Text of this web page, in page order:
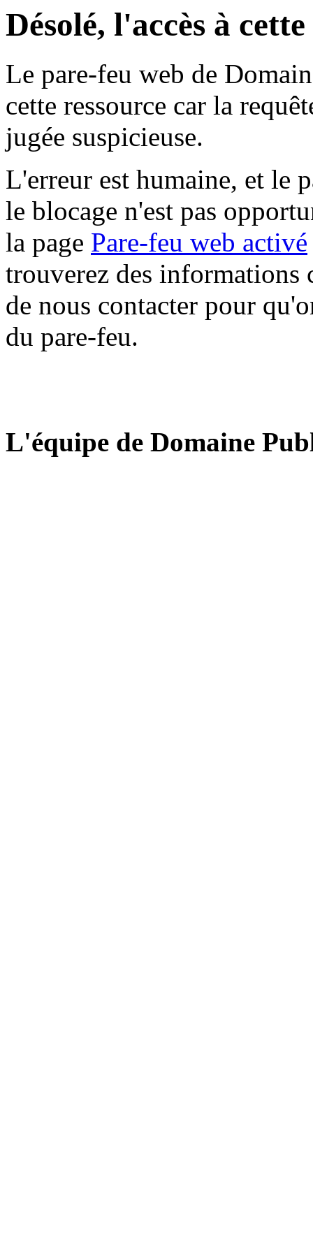
Désolé, l'accès à
Le pare-feu web de
cette ressource car la
jugée suspicieuse.
L'erreur est humaine, et le
le blocage n'est pas
la page Pare-feu web activé
trouverez des informations
de nous contacter pour
du pare-feu.
L'équipe de Domaine